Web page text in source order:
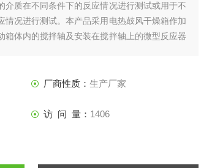
介质在不同条件下的反应情况进行测试或用于不
情况进行测试。本产品采用电热鼓风干燥箱作加
箱体内的搅拌轴及安装在搅拌轴上的微型反应器
厂商性质： 生产厂家
访 问 量： 1406